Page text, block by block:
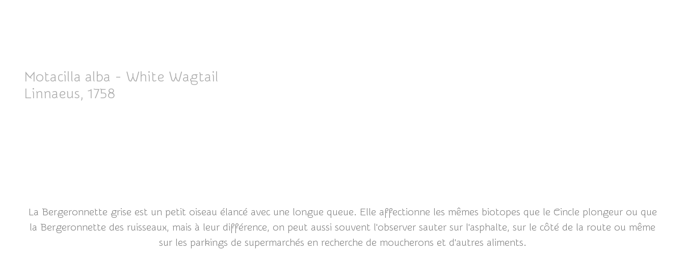
Motacilla alba - White Wagtail
Linnaeus, 1758
La Bergeronnette grise est un petit oiseau élancé avec une longue queue. Elle affectionne les mêmes biotopes que le Cincle plongeur ou que
la Bergeronnette des ruisseaux, mais à leur différence, on peut aussi souvent l'observer sauter sur l'asphalte, sur le côté de la route ou même
sur les parkings de supermarchés en recherche de moucherons et d'autres aliments.